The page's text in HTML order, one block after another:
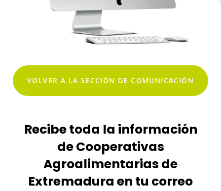
VOLVER A LA SECCIÓN DE COMUNICACIÓN
Recibe toda la información
de Cooperativas
Agroalimentarias de
Extremadura en tu correo